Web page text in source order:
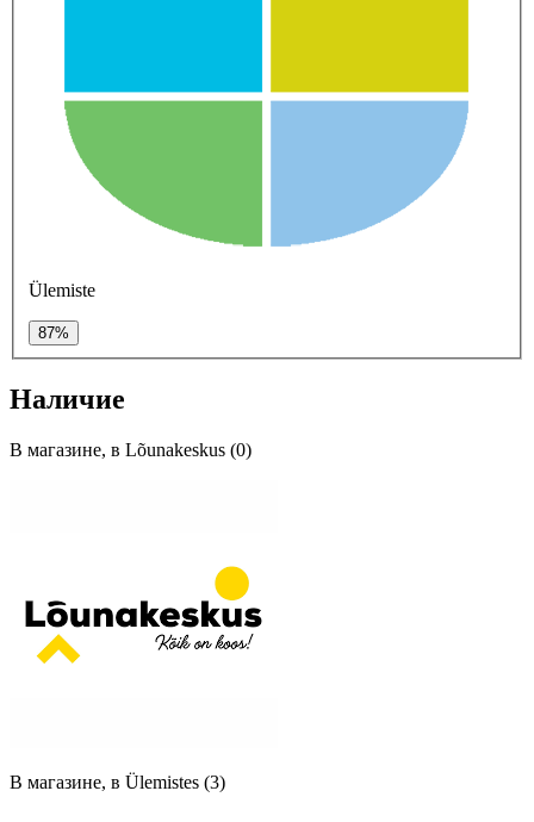
Ülemiste
87%
Наличие
В магазине, в Lõunakeskus (0)
В магазине, в Ülemistes (3)